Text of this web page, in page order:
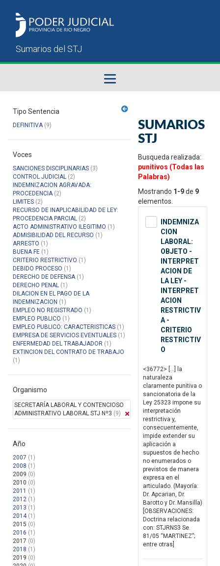
Sumarios del STJ
Manual del Usuario
Tipo Sentencia
DEFINITIVA(9)
Voces
SANCIONES DISCIPLINARIAS (3)
CONTROL JUDICIAL (2)
INDEMNIZACION AGRAVADA:
PROCEDENCIA(2)
LIMITES (2)
RECURSO DE INAPLICABILIDAD DE LEY:
PROCEDENCIA PARCIAL (2)
ACTO ADMINISTRATIVO ILEGITIMO (1)
ADMISIBILIDAD DEL RECURSO (1)
ARRESTO (1)
BUENA FE (1)
CRITERIO RESTRICTIVO (1)
DEBIDO PROCESO (1)
DERECHO DE DEFENSA(1)
DERECHO PENAL (1)
DILACION EN EL PAGO DE LA
INDEMNIZACION (1)
EMPLEO NO REGISTRADO (1)
EMPLEO PUBLICO (1)
EMPLEO PUBLICO: CARACTERISTICAS (1)
EMPRESA DE SERVICIOS EVENTUALES (1)
ENFERMEDAD DEL TRABAJADOR (1)
EXTINCION DEL CONTRATO DE TRABAJO
(1)
Organismo
SECRETARÍA LABORAL Y CONTENCIOSO
ADMINISTRATIVO LABORAL STJ Nº3 (9)
Año
2007 (1)
2008 (1)
2009 (0)
2010 (0)
2011 (1)
2012 (1)
2013 (1)
2014(1)
2015 (0)
2016 (1)
2017 (0)
2018 (1)
2019 (0)
SUMARIOS
STJ
Busqueda realizada:
punitivos (Todas las
Palabras)
Mostrando 1-9de 9
elementos.
INDEMNIZA
CION
LABORAL:
OBJETO -
INTERPRET
ACION DE
LA LEY -
INTERPRET
ACION
RESTRICTIV
A -
CRITERIO
RESTRICTIV
O
<36772> […] la
naturaleza
claramente punitiva o
sancionatoria de la
Ley 25323 impone su
interpretación
restrictiva y,
consecuentemente,
impide extender su
aplicación a
supuestos de hecho
no enumerados o
previstos de manera
expresa en el
articulado. (Mayoría:
Dr. Apcarian, Dr.
Barotto y Dr. Mansilla)
[OBSERVACIONES:
Doctrina relacionada
con: STJRNS3 Se.
81/05 “MARTINEZ”;
entre otras]